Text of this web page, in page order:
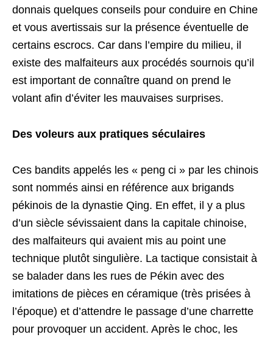
donnais quelques conseils pour conduire en Chine
et vous avertissais sur la présence éventuelle de
certains escrocs. Car dans l’empire du milieu, il
existe des malfaiteurs aux procédés sournois qu’il
est important de connaître quand on prend le
volant afin d’éviter les mauvaises surprises.
Des voleurs aux pratiques séculaires
Ces bandits appelés les « peng ci » par les chinois
sont nommés ainsi en référence aux brigands
pékinois de la dynastie Qing. En effet, il y a plus
d’un siècle sévissaient dans la capitale chinoise,
des malfaiteurs qui avaient mis au point une
technique plutôt singulière. La tactique consistait à
se balader dans les rues de Pékin avec des
imitations de pièces en céramique (très prisées à
l’époque) et d’attendre le passage d’une charrette
pour provoquer un accident. Après le choc, les